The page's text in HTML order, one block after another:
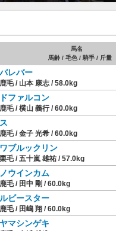
馬名
馬齢 / 毛色 / 騎手 / 斤量
レバー
毛 / 山本 康志 / 58.0kg
ファルコン
毛 / 横山 義行 / 60.0kg
毛 / 金子 光希 / 60.0kg
ブルックリン
毛 / 五十嵐 雄祐 / 57.0kg
ウインカム
毛 / 田中 剛 / 60.0kg
ビースター
毛 / 田嶋 翔 / 60.0kg
マシンゲキ